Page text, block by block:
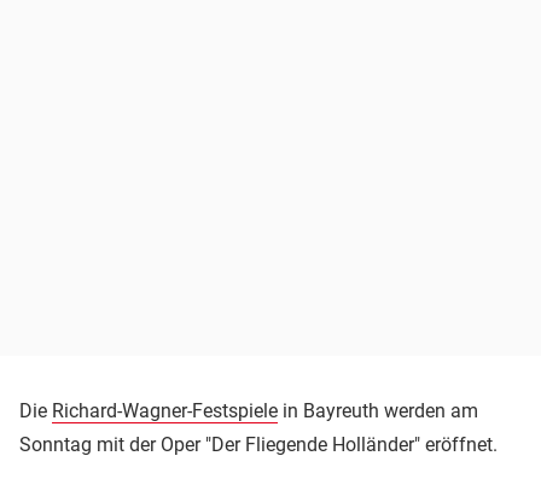
Die Richard-Wagner-Festspiele in Bayreuth werden am
Sonntag mit der Oper "Der Fliegende Holländer" eröffnet.